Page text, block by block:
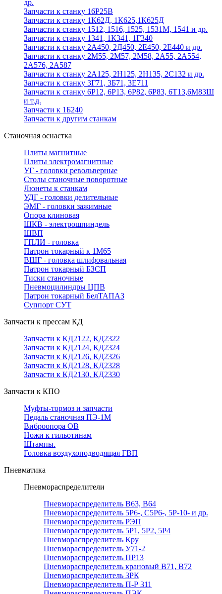
др.
Запчасти к станку 16Р25В
Запчасти к станку 1К62Д, 1К625,1К625Д
Запчасти к станку 1512, 1516, 1525, 1531М, 1541 и др.
Запчасти к станку 1341, 1К341, 1Г340
Запчасти к станку 2А450, 2Д450, 2Е450, 2Е440 и др.
Запчасти к станку 2М55, 2М57, 2М58, 2А55, 2А554,
2А576, 2А587
Запчасти к станку 2А125, 2Н125, 2Н135, 2С132 и др.
Запчасти к станку 3Г71, 3Б71, 3Е711
Запчасти к станку 6Р12, 6Р13, 6Р82, 6Р83, 6Т13,6М83Ш
и т.д.
Запчасти к 1Б240
Запчасти к другим станкам
Станочная оснастка
Плиты магнитные
Плиты электромагнитные
УГ - головки револьверные
Столы станочные поворотные
Люнеты к станкам
УДГ - головки делительные
ЭМГ - головки зажимные
Опора клиновая
ШКВ - электрошпиндель
ШВП
ГПЛИ - головка
Патрон токарный к 1М65
ВШГ - головка шлифовальная
Патрон токарный БЗСП
Тиски станочные
Пневмоцилиндры ЦПВ
Патрон токарный БелТАПАЗ
Суппорт СУТ
Запчасти к прессам КД
Запчасти к КД2122, КД2322
Запчасти к КД2124, КД2324
Запчасти к КД2126, КД2326
Запчасти к КД2128, КД2328
Запчасти к КД2130, КД2330
Запчасти к КПО
Муфты-тормоз и запчасти
Педаль станочная ПЭ-1М
Виброопора ОВ
Ножи к гильотинам
Штампы.
Головка воздухоподводящая ГВП
Пневматика
Пневмораспределители
Пневмораспределитель В63, В64
Пневмораспределитель 5Р6-, С5Р6-, 5Р-10- и др.
Пневмораспределитель РЭП
Пневмораспределитель 5Р1, 5Р2, 5Р4
Пневмораспределитель Кру
Пневмораспределитель У71-2
Пневмораспределитель ПР13
Пневмораспределитель крановый В71, В72
Пневмораспределитель 3РК
Пневмораспределитель П-Р 311